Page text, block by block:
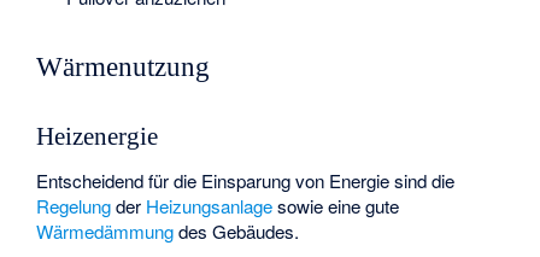
Wärmenutzung
Heizenergie
Entscheidend für die Einsparung von Energie sind die
Regelungder Heizungsanlagesowie eine gute
Wärmedämmungdes Gebäudes.